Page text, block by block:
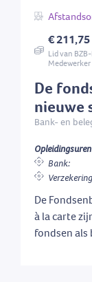
De
nieuwe
Bank- en
Bank:
De
à la carte
fondsen als
€ 211,75
Lid van